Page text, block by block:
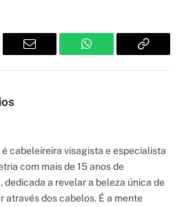
Email WhatsApp Copy
é cabeleireira visagista e especialista
com mais de 15 anos de
dedicada a revelar a beleza única de
através dos cabelos. É a mente